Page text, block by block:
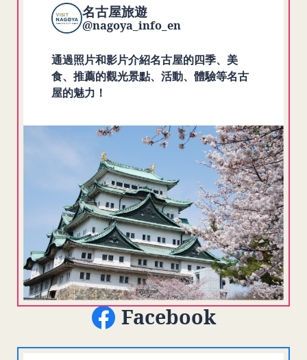
名古屋旅遊
@nagoya_info_en
通過照片和影片介紹名古屋的四季、美
食、推薦的觀光景點、活動、體驗等名古
屋的魅力！
Facebook